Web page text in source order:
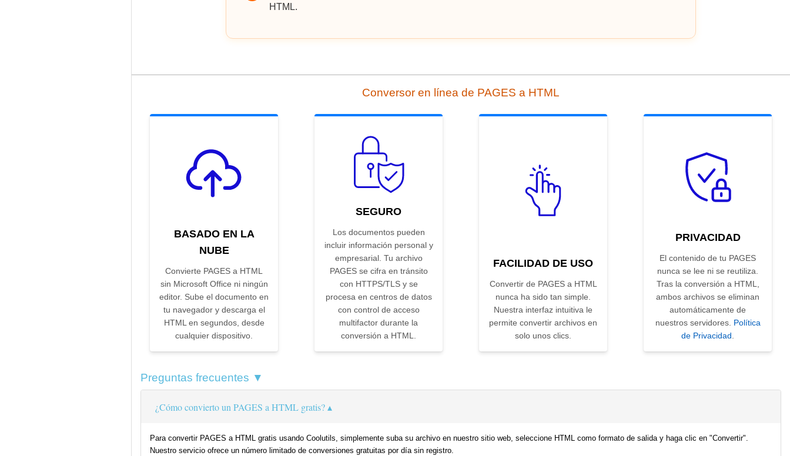
HTML.
Conversor en línea de PAGES a HTML
BASADO EN LA
NUBE
Convierte PAGES a HTML
sin Microsoft Office ni ningún
editor. Sube el documento en
tu navegador y descarga el
HTML en segundos, desde
cualquier dispositivo.
SEGURO
Los documentos pueden
incluir información personal y
empresarial. Tu archivo
PAGES se cifra en tránsito
con HTTPS/TLS y se
procesa en centros de datos
con control de acceso
multifactor durante la
conversión a HTML.
FACILIDAD DE USO
Convertir de PAGES a HTML
nunca ha sido tan simple.
Nuestra interfaz intuitiva le
permite convertir archivos en
solo unos clics.
PRIVACIDAD
El contenido de tu PAGES
nunca se lee ni se reutiliza.
Tras la conversión a HTML,
ambos archivos se eliminan
automáticamente de
nuestros servidores. Política
de Privacidad
Preguntas frecuentes ▼
¿Cómo convierto un PAGES a HTML gratis?
Para convertir PAGES a HTML gratis usando Coolutils, simplemente suba su archivo en nuestro sitio web, seleccione HTML como formato de salida y haga clic en "Convertir".
Nuestro servicio ofrece un número limitado de conversiones gratuitas por día sin registro.